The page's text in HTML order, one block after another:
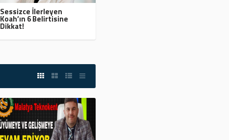
Sessizce İlerleyen
Koah’ın 6 Belirtisine
Dikkat!